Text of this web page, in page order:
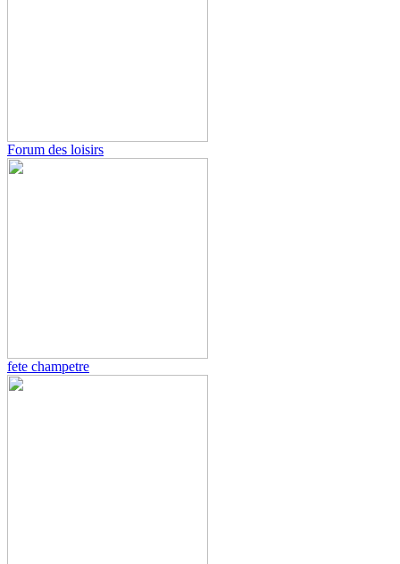
Forum des loisirs
fete champetre